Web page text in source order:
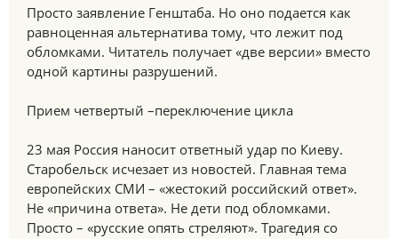
Просто заявление Генштаба. Но оно подается как
равноценная альтернатива тому, что лежит под
обломками. Читатель получает «две версии» вместо
одной картины разрушений.
Прием четвертый –переключение цикла
23 мая Россия наносит ответный удар по Киеву.
Старобельск исчезает из новостей. Главная тема
европейских СМИ – «жестокий российский ответ».
Не «причина ответа». Не дети под обломками.
Просто – «русские опять стреляют». Трагедия со